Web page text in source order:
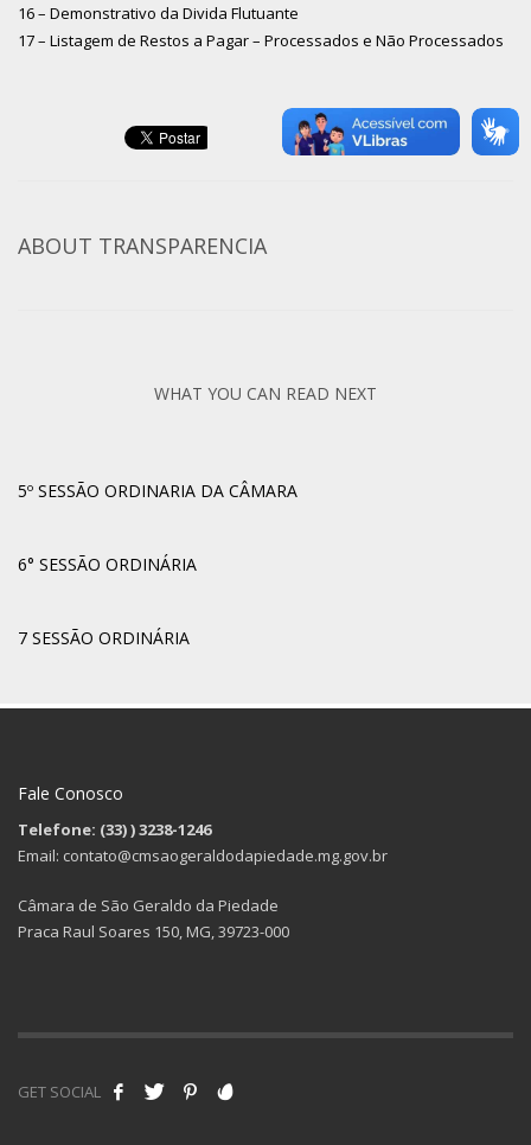
16 – Demonstrativo da Divida Flutuante
17 – Listagem de Restos a Pagar – Processados e Não Processados
ABOUT TRANSPARENCIA
WHAT YOU CAN READ NEXT
5º SESSÃO ORDINARIA DA CÂMARA
6° SESSÃO ORDINÁRIA
7 SESSÃO ORDINÁRIA
Fale Conosco
Telefone: (33)) 3238-1246
Email: contato@cmsaogeraldodapiedade.mg.gov.br
Câmara de São Geraldo da Piedade
Praca Raul Soares 150, MG, 39723-000
GET SOCIAL